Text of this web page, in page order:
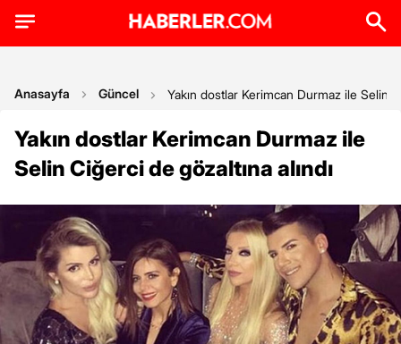
Anasayfa Güncel Yakın dostlar Kerimcan Durmaz ile Selin
Yakın dostlar Kerimcan Durmaz ile
Selin Ciğerci de gözaltına alındı